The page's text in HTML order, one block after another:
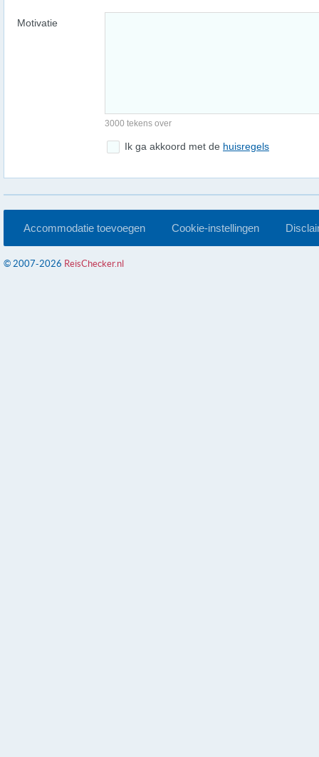
Motivatie
3000 tekens over
Ik ga akkoord met de huisregels
Accommodatie toevoegen Cookie-instellingen
© 2007-2026 ReisChecker.nl